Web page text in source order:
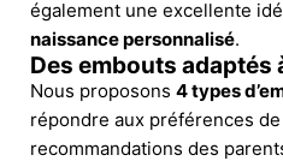
également une excellente
naissance personnalisé.
Des embouts adaptés
Nous proposons 4 types
répondre aux préférences
recommandations des